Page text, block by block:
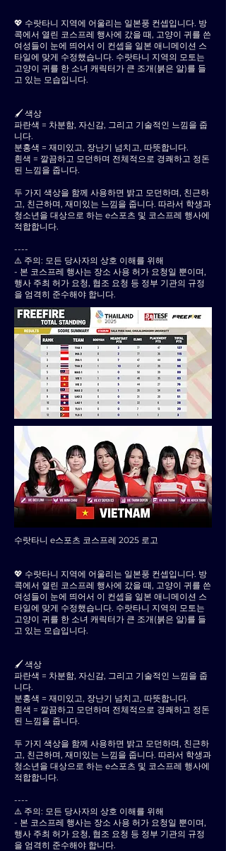
💖 수랏타니 지역에 어울리는 일본풍 컨셉입니다. 방
콕에서 열린 코스프레 행사에 갔을 때, 고양이 귀를 쓴
여성들이 눈에 띄어서 이 컨셉을 일본 애니메이션 스
타일에 맞게 수정했습니다. 수랏타니 지역의 모토는
고양이 귀를 한 소녀 캐릭터가 큰 조개(붉은 알)를 들
고 있는 모습입니다.
🖌 색상
파란색 = 차분함, 자신감, 그리고 기술적인 느낌을 줍
니다.
분홍색 = 재미있고, 장난기 넘치고, 따뜻합니다.
흰색 = 깔끔하고 모던하며 전체적으로 경쾌하고 정돈
된 느낌을 줍니다.
두 가지 색상을 함께 사용하면 밝고 모던하며, 친근하
고, 친근하며, 재미있는 느낌을 줍니다. 따라서 학생과
청소년을 대상으로 하는 e스포츠 및 코스프레 행사에
적합합니다.
----
⚠️ 주의: 모든 당사자의 상호 이해를 위해
- 본 코스프레 행사는 장소 사용 허가 요청일 뿐이며,
행사 주최 허가 요청, 협조 요청 등 정부 기관의 규정
을 엄격히 준수해야 합니다.
수랏타니 e스포츠 코스프레 2025 로고
💖 수랏타니 지역에 어울리는 일본풍 컨셉입니다. 방
콕에서 열린 코스프레 행사에 갔을 때, 고양이 귀를 쓴
여성들이 눈에 띄어서 이 컨셉을 일본 애니메이션 스
타일에 맞게 수정했습니다. 수랏타니 지역의 모토는
고양이 귀를 한 소녀 캐릭터가 큰 조개(붉은 알)를 들
고 있는 모습입니다.
🖌 색상
파란색 = 차분함, 자신감, 그리고 기술적인 느낌을 줍
니다.
분홍색 = 재미있고, 장난기 넘치고, 따뜻합니다.
흰색 = 깔끔하고 모던하며 전체적으로 경쾌하고 정돈
된 느낌을 줍니다.
두 가지 색상을 함께 사용하면 밝고 모던하며, 친근하
고, 친근하며, 재미있는 느낌을 줍니다. 따라서 학생과
청소년을 대상으로 하는 e스포츠 및 코스프레 행사에
적합합니다.
----
⚠️ 주의: 모든 당사자의 상호 이해를 위해
- 본 코스프레 행사는 장소 사용 허가 요청일 뿐이며,
행사 주최 허가 요청, 협조 요청 등 정부 기관의 규정
을 엄격히 준수해야 합니다.